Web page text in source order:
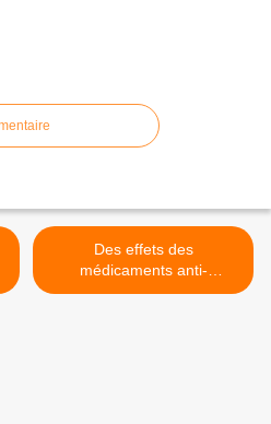
Des effets des
médicaments anti-
Alzheimer >